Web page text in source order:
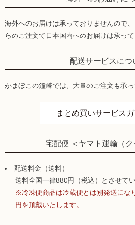
海外へのお届けは承っておりませんので
らのご注文で日本国内へのお届けは承って
配送サービスにつ
かまぼこの鐘崎では、大量のご注文も承っ
まとめ買いサービス
宅配便 ＜ヤマト運輸（ク
配送料金（送料）
送料全国一律880円（税込）とさせて
※冷凍便商品は冷蔵便とは別発送にな
円を頂戴いたします。